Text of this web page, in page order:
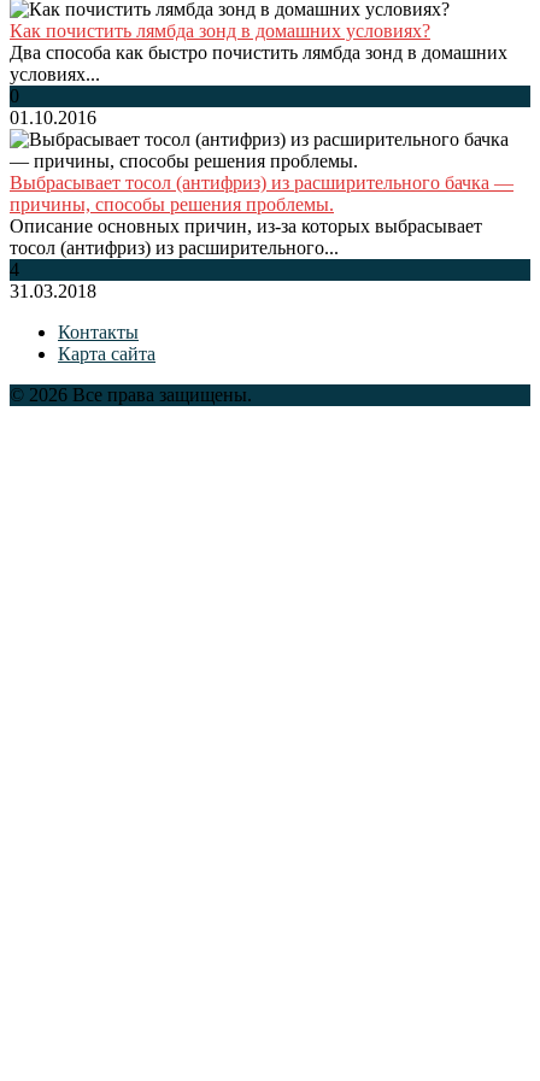
Как почистить лямбда зонд в домашних условиях?
Два способа как быстро почистить лямбда зонд в домашних
условиях...
0
01.10.2016
Выбрасывает тосол (антифриз) из расширительного бачка —
причины, способы решения проблемы.
Описание основных причин, из-за которых выбрасывает
тосол (антифриз) из расширительного...
4
31.03.2018
Контакты
Карта сайта
© 2026 Все права защищены.